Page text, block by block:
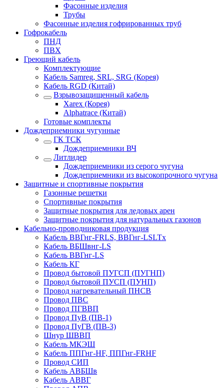
Фасонные изделия
Трубы
Фасонные изделия гофрированных труб
Гофрокабель
ПНД
ПВХ
Греющий кабель
Комплектующие
Кабель Samreg, SRL, SRG (Корея)
Кабель RGD (Китай)
Взрывозащищенный кабель
Xarex (Корея)
Alphatrace (Китай)
Готовые комплекты
Дождеприемники чугунные
ГК ТСК
Дождеприемники ВЧ
Литлидер
Дождеприемники из серого чугуна
Дождеприемники из высокопрочного чугуна
Защитные и спортивные покрытия
Газонные решетки
Спортивные покрытия
Защитные покрытия для ледовых арен
Защитные покрытия для натуральных газонов
Кабельно-проводниковая продукция
Кабель ВВГнг-FRLS, ВВГнг-LSLTx
Кабель ВБШвнг-LS
Кабель ВВГнг-LS
Кабель КГ
Провод бытовой ПУГСП (ПУГНП)
Провод бытовой ПУСП (ПУНП)
Провод нагревательный ПНСВ
Провод ПВС
Провод ПГВВП
Провод ПуВ (ПВ-1)
Провод ПуГВ (ПВ-3)
Шнур ШВВП
Кабель МКЭШ
Кабель ППГнг-HF, ППГнг-FRHF
Провод СИП
Кабель АВБШв
Кабель АВВГ